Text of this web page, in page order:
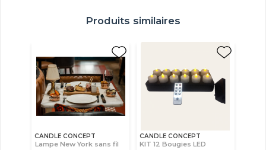
Produits similaires
CANDLE CONCEPT
Lampe New York sans fil
CANDLE CONCEPT
KIT 12 Bougies LED